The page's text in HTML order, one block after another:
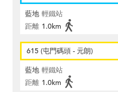
藍地 輕鐵站
距離 1.0km
615 (屯門碼頭 - 元朗)
藍地 輕鐵站
距離 1.0km